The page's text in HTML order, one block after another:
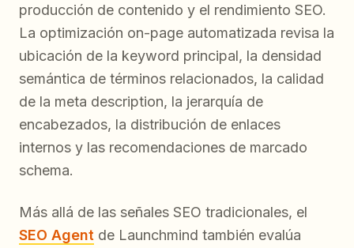
producción de contenido y el rendimiento SEO.
La optimización on-page automatizada revisa la
ubicación de la keyword principal, la densidad
semántica de términos relacionados, la calidad
de la meta description, la jerarquía de
encabezados, la distribución de enlaces
internos y las recomendaciones de marcado
schema.
Más allá de las señales SEO tradicionales, el
SEO Agent de Launchmind también evalúa